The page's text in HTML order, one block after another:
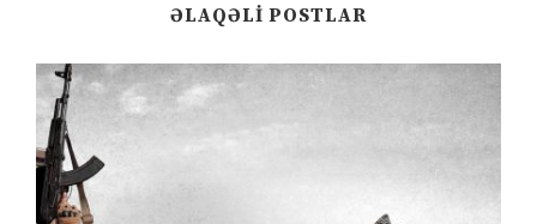
ƏLAQƏLI POSTLAR